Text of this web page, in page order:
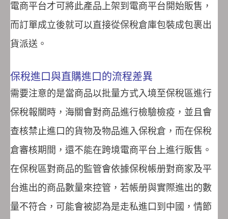
電商平台才可將此產品上架到電商平台開始販售，
而訂單成立後就可以直接從保稅倉庫包裝成包裹出
貨派送。
保稅進口與直購進口的流程差異
需要注意的是當商品以批量方式入境至保稅區進行
保稅報關時，海關會對商品進行檢驗檢疫，並且會
查核禁止進口的貨物及物品進入保稅倉，而在保稅
倉審核期間，還不能在跨境電商平台上進行販售。
在保稅區對商品的監管會依據保稅帳册對商家及平
台進出的商品數量來控管，若帳册與實際進出的數
量不符合，可能會被認為是走私進口到中國，情節